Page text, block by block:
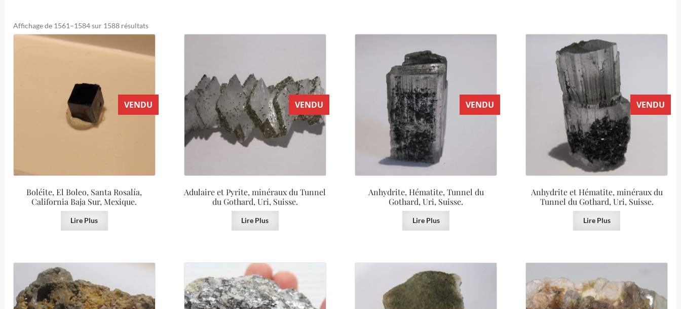
Affichage de 1561–1584 sur 1588 résultatsTrié
du
récent
VENDU
Boléite, El Boleo, Santa Rosalía,
California Baja Sur, Mexique.
Lire Plus
VENDU
Adulaire et Pyrite, minéraux du Tunnel
du Gothard, Uri, Suisse.
Lire Plus
VENDU
Anhydrite, Hématite, Tunnel du
Gothard, Uri, Suisse.
Lire Plus
VENDU
Anhydrite et Hématite, minéraux du
Tunnel du Gothard, Uri, Suisse.
Lire Plus